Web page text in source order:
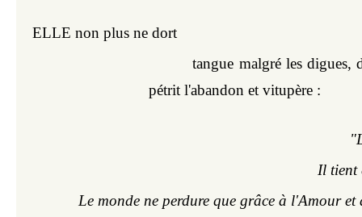
ELLE non plus ne dort
tangue malgré les digues,
pétrit l'abandon et vitupère :
Il tient
Le monde ne perdure que grâce à l'Amour et